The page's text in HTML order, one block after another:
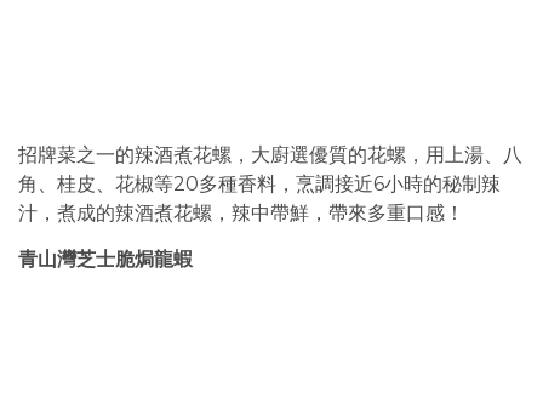
招牌菜之一的辣酒煮花螺，大廚選優質的花螺，用上湯、八
角、桂皮、花椒等20多種香料，烹調接近6小時的秘制辣
汁，煮成的辣酒煮花螺，辣中帶鮮，帶來多重口感！
青山灣芝士脆焗龍蝦